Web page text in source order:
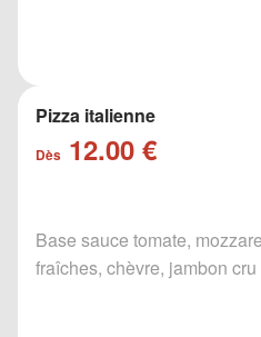
Pizza italienne
Dès 12.00 €
Base sauce tomate,
fraîches, chèvre, jambon cru